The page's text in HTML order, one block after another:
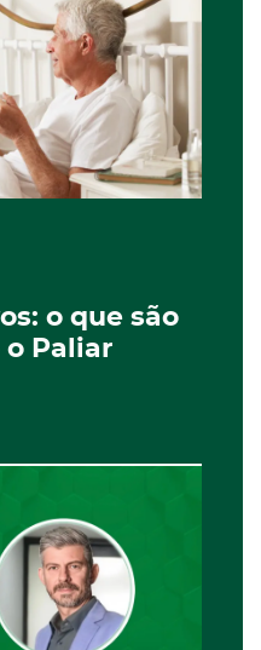
o que são
o Paliar